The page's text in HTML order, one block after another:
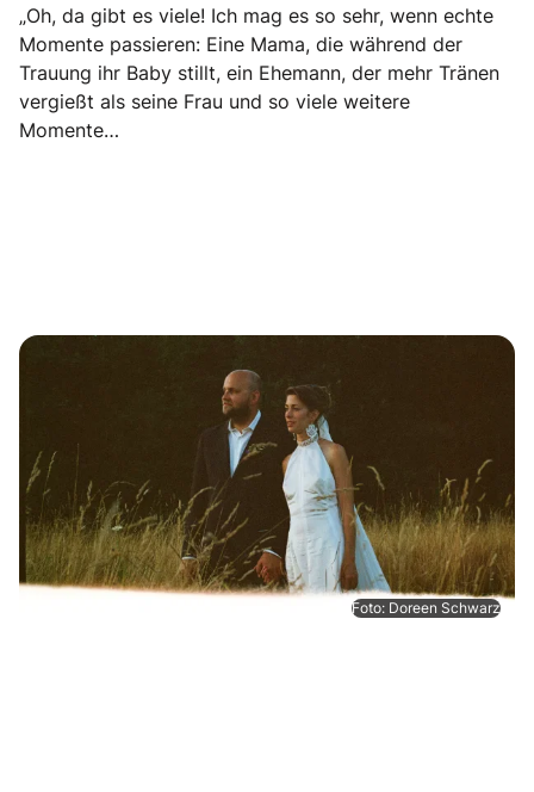
„Oh, da gibt es viele! Ich mag es so sehr, wenn echte
Momente passieren: Eine Mama, die während der
Trauung ihr Baby stillt, ein Ehemann, der mehr Tränen
vergießt als seine Frau und so viele weitere
Momente…
Foto: Doreen Schwarz